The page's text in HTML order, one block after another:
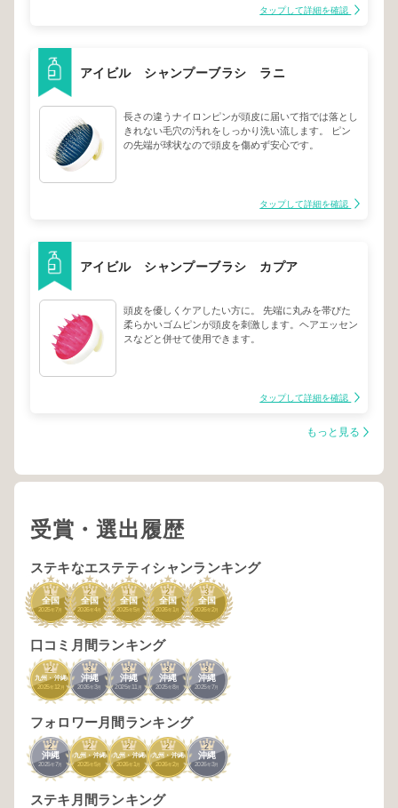
ベンフリー、アルコールフリー、オイルフリー。 ま
タップして詳細を確認
アイビル シャンプーブラシ ラニ
長さの違うナイロンピンが頭皮に届いて指では落とし
きれない毛穴の汚れをしっかり洗い流します。 ピン
の先端が球状なので頭皮を傷めず安心です。
タップして詳細を確認
アイビル シャンプーブラシ カプア
頭皮を優しくケアしたい方に。 先端に丸みを帯びた
柔らかいゴムピンが頭皮を刺激します。ヘアエッセン
スなどと併せて使用できます。
タップして詳細を確認
もっと見る
受賞・選出履歴
ステキなエステティシャンランキング
1
全国
2025年 7
2
全国
2026年 4月
1
全国
2025年 5月
2
全国
2026年 1
3
全国
2026年 2月
口コミ月間ランキング
2
九州・沖縄
2025年 12月
3
沖縄
2026年 3月
3
沖縄
2025年 11
3
沖縄
2025年 8月
3
沖縄
2025年 7
フォロワー月間ランキング
2
沖縄
2025年 7
2
九州・沖縄
2025年 5月
2
九州・沖縄
2026年 1
2
九州・沖縄
2026年 2月
2
沖縄
2026年 3月
ステキ月間ランキング